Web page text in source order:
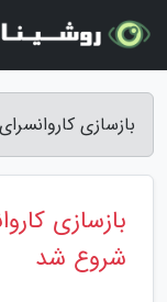
بازسازی
بازسازی
شروع شد